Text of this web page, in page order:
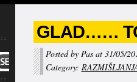
GLAD……
Posted by Pas at 31/05/
Category: